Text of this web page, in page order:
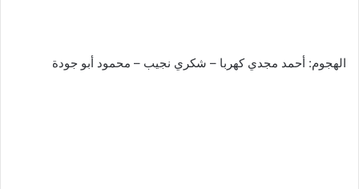
الهجوم: أحمد مجدي كهربا – شكري نجيب – محمود أبو جودة